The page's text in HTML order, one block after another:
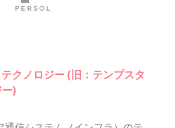
クノロジー (旧：テンプスタ
)